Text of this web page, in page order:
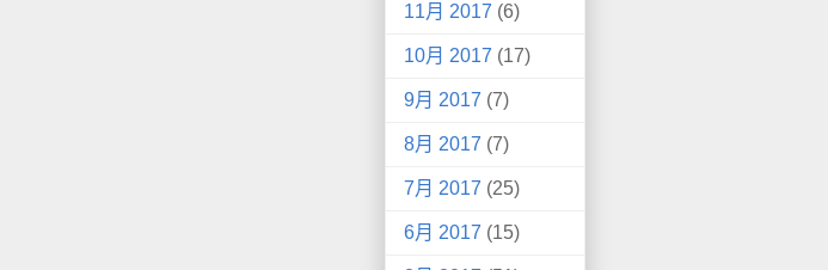
11月 2017 (6)
10月 2017 (17)
9月 2017 (7)
8月 2017 (7)
7月 2017 (25)
6月 2017 (15)